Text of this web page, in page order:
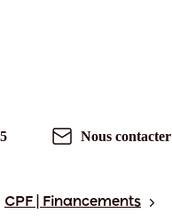
Nous contacter
CPF | Financements